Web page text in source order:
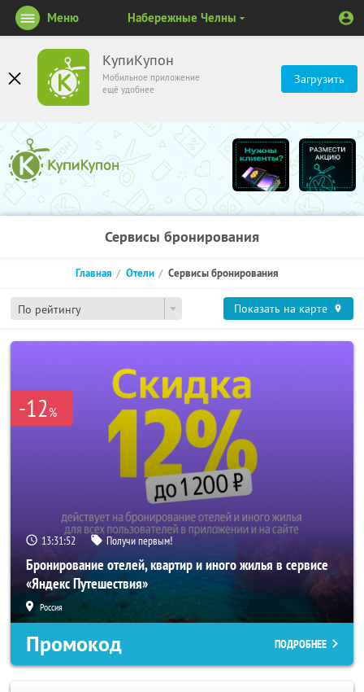
КупиКупон
Мобильное приложение
ещё удобнее
Загрузить
Меню Набережные Челны
Сервисы бронирования
По рейтингу
Главная Отели Сервисы бронирования
Показать на карте
-12%
13:31:52 Получи первым!
Бронирование отелей, квартир и иного жилья в сервисе
«Яндекс Путешествия»
Россия
Промокод ПОДРОБНЕЕ